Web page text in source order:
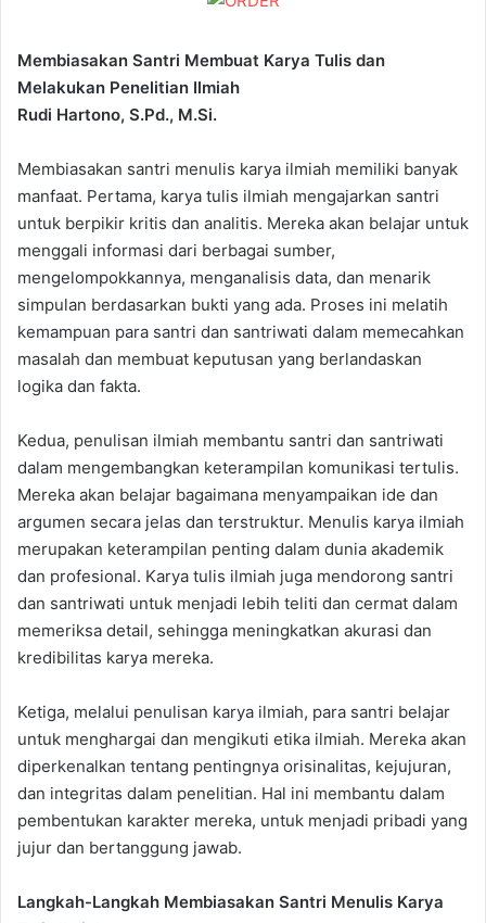
Membiasakan Santri Membuat Karya Tulis dan
Melakukan Penelitian Ilmiah
Rudi Hartono, S.Pd., M.Si.
Membiasakan santri menulis karya ilmiah memiliki banyak
manfaat. Pertama, karya tulis ilmiah mengajarkan santri
untuk berpikir kritis dan analitis. Mereka akan belajar untuk
menggali informasi dari berbagai sumber,
mengelompokkannya, menganalisis data, dan menarik
simpulan berdasarkan bukti yang ada. Proses ini melatih
kemampuan para santri dan santriwati dalam memecahkan
masalah dan membuat keputusan yang berlandaskan
logika dan fakta.
Kedua, penulisan ilmiah membantu santri dan santriwati
dalam mengembangkan keterampilan komunikasi tertulis.
Mereka akan belajar bagaimana menyampaikan ide dan
argumen secara jelas dan terstruktur. Menulis karya ilmiah
merupakan keterampilan penting dalam dunia akademik
dan profesional. Karya tulis ilmiah juga mendorong santri
dan santriwati untuk menjadi lebih teliti dan cermat dalam
memeriksa detail, sehingga meningkatkan akurasi dan
kredibilitas karya mereka.
Ketiga, melalui penulisan karya ilmiah, para santri belajar
untuk menghargai dan mengikuti etika ilmiah. Mereka akan
diperkenalkan tentang pentingnya orisinalitas, kejujuran,
dan integritas dalam penelitian. Hal ini membantu dalam
pembentukan karakter mereka, untuk menjadi pribadi yang
jujur dan bertanggung jawab.
Langkah-Langkah Membiasakan Santri Menulis Karya